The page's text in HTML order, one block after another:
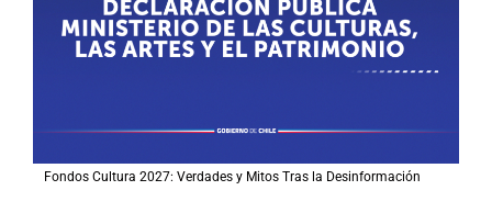
Fondos Cultura 2027: Verdades y Mitos Tras la Desinformación